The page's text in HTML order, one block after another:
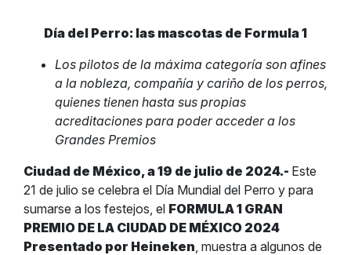
Día del Perro: las mascotas de Formula 1
Los pilotos de la máxima categoría son afines
a la nobleza, compañía y cariño de los perros,
quienes tienen hasta sus propias
acreditaciones para poder acceder a los
Grandes Premios
Ciudad de México, a 19 de julio de 2024.- Este
21 de julio se celebra el Día Mundial del Perro y para
sumarse a los festejos, el FORMULA 1 GRAN
PREMIO DE LA CIUDAD DE MÉXICO 2024
Presentado por Heineken, muestra a algunos de